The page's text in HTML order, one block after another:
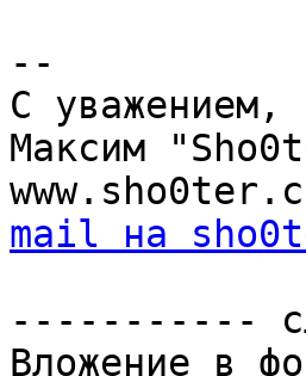
--
С уважением,
Максим
mail на
-----------
Вложение в